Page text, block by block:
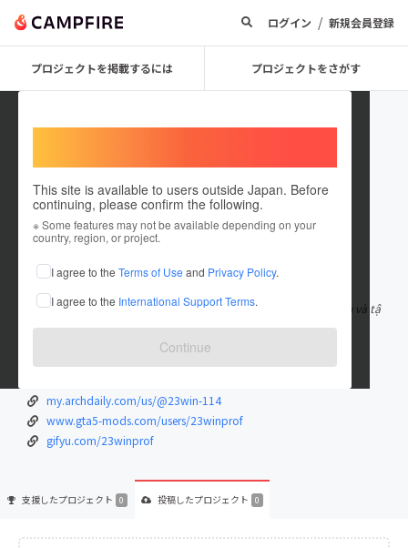
ログイン / 新規会員登録
プロジェクトを掲載するには プロジェクトをさがす
This site is available to users outside Japan. Before
continuing, please confirm the following.
※ Some features may not be available depending on your
country, region, or project.
I agree to the Terms of Use and Privacy Policy.
I agree to the International Support Terms.
Continue
23winprof
在住国：日本
出身国：日本
Gia nhập 23WIN ngay hôm nay để nhận các khuyến mãi hấp dẫn và tậ
n hưởng các trò chơi chất もっと見る
my.archdaily.com/us/@23win-114
www.gta5-mods.com/users/23winprof
gifyu.com/23winprof
支援したプロジェクト 0 投稿したプロジェクト 0